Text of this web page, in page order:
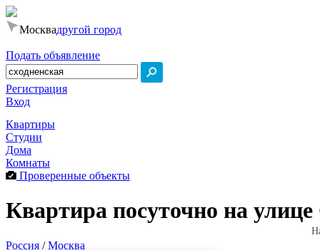
Москвадругой город
Подать объявление
Регистрация
Вход
Квартиры
Студии
Дома
Комнаты
Проверенные объекты
Квартира посуточно на
Россия /Москва